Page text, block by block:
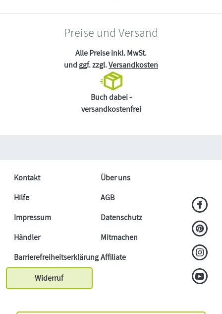
Preise und Versand
Alle Preise inkl. MwSt.
und ggf. zzgl.Versandkosten
Buch dabei -
versandkostenfrei
Kontakt
Über uns
Hilfe
AGB
Impressum
Datenschutz
Händler
Mitmachen
BarrierefreiheitserklärungAffiliate
Widerruf